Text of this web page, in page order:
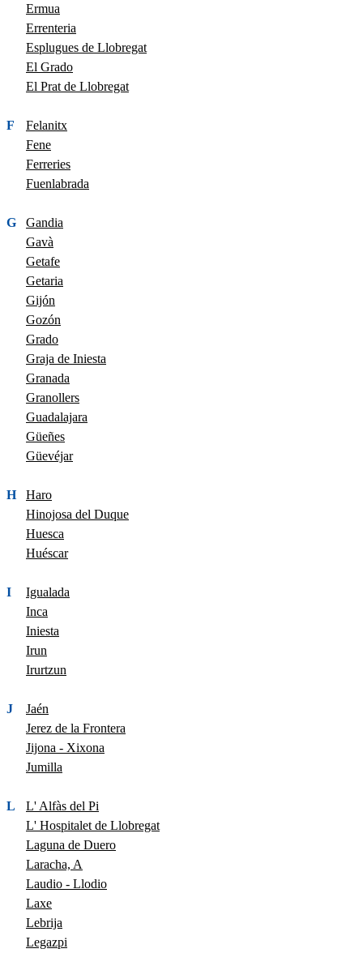
Ermua
Errenteria
Esplugues de Llobregat
El Grado
El Prat de Llobregat
F
Felanitx
Fene
Ferreries
Fuenlabrada
G
Gandia
Gavà
Getafe
Getaria
Gijón
Gozón
Grado
Graja de Iniesta
Granada
Granollers
Guadalajara
Güeñes
Güevéjar
H
Haro
Hinojosa del Duque
Huesca
Huéscar
I
Igualada
Inca
Iniesta
Irun
Irurtzun
J
Jaén
Jerez de la Frontera
Jijona - Xixona
Jumilla
L
L' Alfàs del Pi
L' Hospitalet de Llobregat
Laguna de Duero
Laracha, A
Laudio - Llodio
Laxe
Lebrija
Legazpi